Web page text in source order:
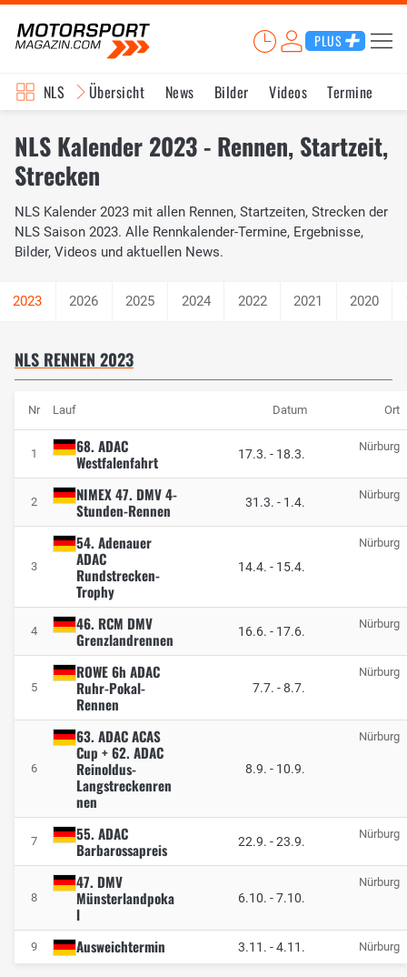
PLUS
NLS Übersicht News Bilder Videos Termine
NLS Kalender 2023 - Rennen, Startzeit,
Strecken
NLS Kalender 2023 mit allen Rennen, Startzeiten, Strecken der
NLS Saison 2023. Alle Rennkalender-Termine, Ergebnisse,
Bilder, Videos und aktuellen News.
2026 2025 2024 2022 2021 2020
NLS RENNEN 2023
Nr Lauf Datum Ort
1
68. ADAC
Westfalenfahrt
17.3. - 18.3. Nürburg
2
NIMEX 47. DMV 4-
Stunden-Rennen
31.3. - 1.4. Nürburg
3
54. Adenauer
ADAC
Rundstrecken-
Trophy
14.4. - 15.4.
Nürburg
4
46. RCM DMV
Grenzlandrennen
16.6. - 17.6. Nürburg
5
ROWE 6h ADAC
Ruhr-Pokal-
Rennen
7.7. -8.7.
Nürburg
6
63. ADAC ACAS
Cup + 62. ADAC
Reinoldus-
Langstreckenren
nen
8.9. - 10.9.
Nürburg
7
55. ADAC
Barbarossapreis
22.9. -23.9. Nürburg
8
47. DMV
Münsterlandpoka
l
6.10. -7.10.
Nürburg
9 Ausweichtermin 3.11. -4.11. Nürburg